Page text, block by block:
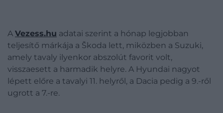
A Vezess.hu adatai szerint a hónap legjobban
teljesítő márkája a Škoda lett, miközben a Suzuki,
amely tavaly ilyenkor abszolút favorit volt,
visszaesett a harmadik helyre. A Hyundai nagyot
lépett előre a tavalyi 11. helyről, a Dacia pedig a 9.-ről
ugrott a 7.-re.